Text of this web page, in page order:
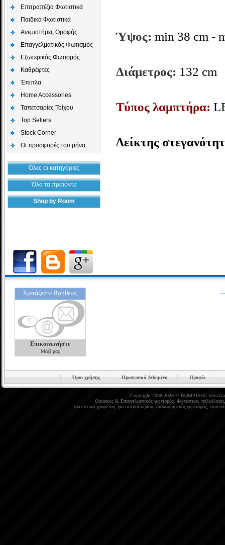
Επιτραπέζια Φωτιστικά
Παιδικά Φωτιστικά
Aνεμιστήρες Οροφής
Επαγγελματικός Φωτισμός
Εξωτερικός Φωτισμός
Καθρέφτες
Έπιπλα
Home Accessories
Ταπετσαρίες Τοίχου
Top Sellers
Stock Corner
Οι προσφορές του μήνα
Όλες οι κατηγορίες
Όλα τα προϊόντα
Shop by Room
Ύψος: min 38 cm -
Διάμετρος: 132 cm
Τύπος λαμπτήρα:
Δείκτης
Χρειάζεστε Βοήθεια;
Επικοινωνήστε
Μαζί μας
Όροι χρήσης Προσωπικά δεδομένα Προφίλ
Copyright 2008-2026 © ΘΩΜΑΪΔΗΣ
Οικιακός& Επαγγελματικός φωτισμός. Φωτιστικά, πολυέλαιοι
φωτιστικά γραφείου, φωτιστικά κήπου, διακοσμητικός φωτισμός,